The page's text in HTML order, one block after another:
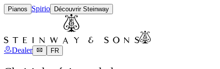
Pianos Spirio Découvrir Steinway
Dealer FR